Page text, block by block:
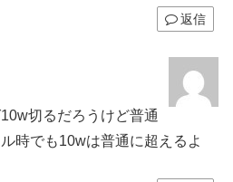
返信
切るだろうけど普通
時でも10wは普通に超えるよ